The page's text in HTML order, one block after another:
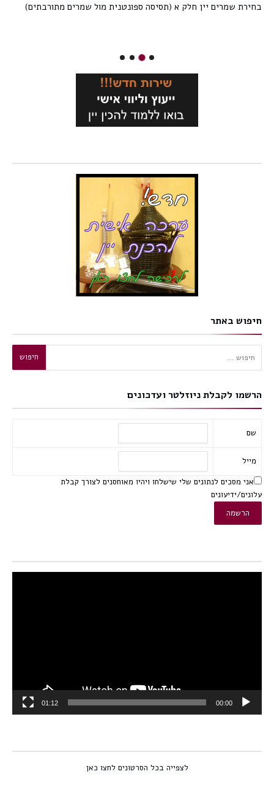
בחירת שמרים יין חלק א (תסיסה ספונטנית מול שמרים מתורבתים)
חיפוש באתר
חיפוש:
הרשמו לקבלת ניוזלטר ועדכונים
שם
מייל
אני מסכים לנתונים שלי שישלחו ויהיו מאוחסנים לצורך קבלת
עלונים/ידיעונים
00:00
01:12
לצפייה בכל הסרטונים לחצו כאן